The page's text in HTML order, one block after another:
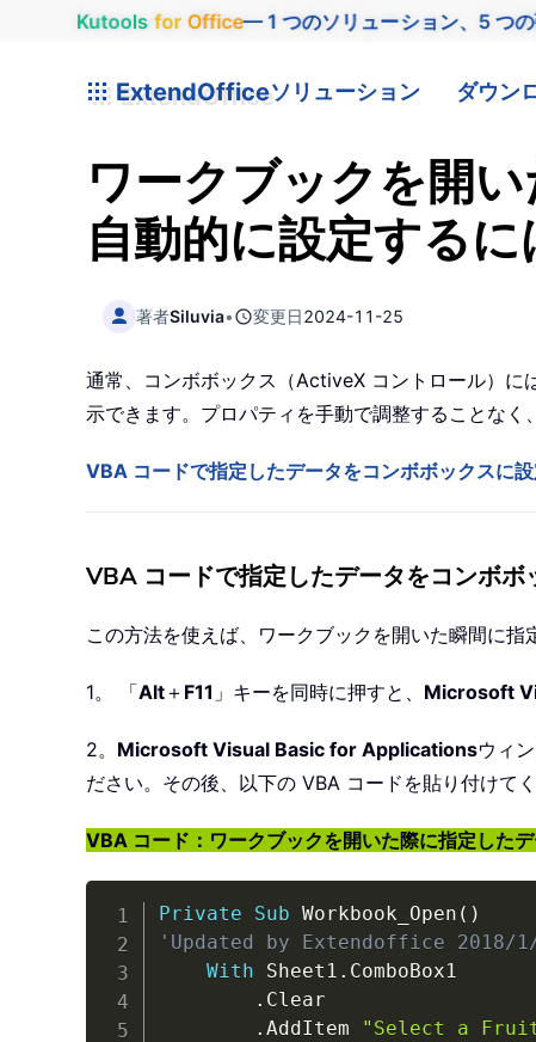
Kutools for Office— 1 つのソリューション、5 つの
ExtendOfficeソリューション ダウン
ワークブックを開
自動的に設定する
著者Siluvia• 変更日2024-11-25
通常、コンボボックス（ActiveX コントロール）に
示できます。プロパティを手動で調整することなく
VBA コードで指定したデータをコンボボックスに
VBA コードで指定したデータをコンボボ
この方法を使えば、ワークブックを開いた瞬間に
1。 「Alt＋ F11 」キーを同時に押すと、 Microsoft
2。 Microsoft Visual Basic for Applicationsウィ
ださい。その後、以下の VBA コードを貼り付けて
VBA コード：ワークブックを開いた際に指定した
Private Sub Workbook_Open ( )
'Updated by Extendoffice 2018/
With Sheet1 . ComboBox1
. Clear
. AddItem
"Select a